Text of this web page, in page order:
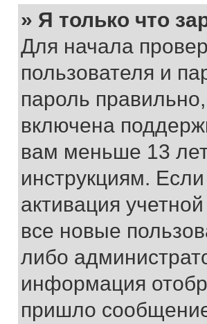
» Я только что
Для начала
пользователя и
пароль
включена
вам меньше 13
инструкциям.
активация
все новые
либо
информация
пришло